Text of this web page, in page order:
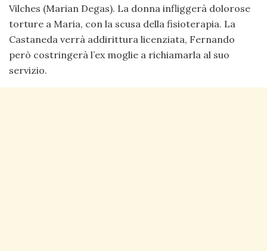
Vilches (Marian Degas). La donna infliggerà dolorose
torture a Maria, con la scusa della fisioterapia. La
Castaneda verrà addirittura licenziata, Fernando
però costringerà l’ex moglie a richiamarla al suo
servizio.